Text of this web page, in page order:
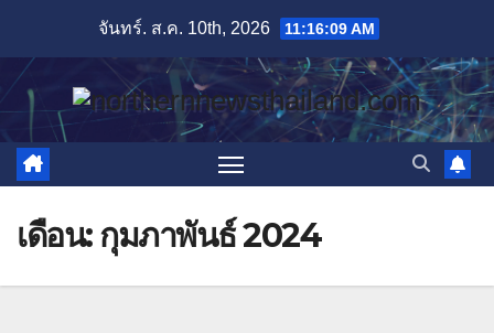
content
จันทร์. ส.ค. 10th, 2026 11:16:10 AM
เดือน:กุมภาพันธ์ 2024